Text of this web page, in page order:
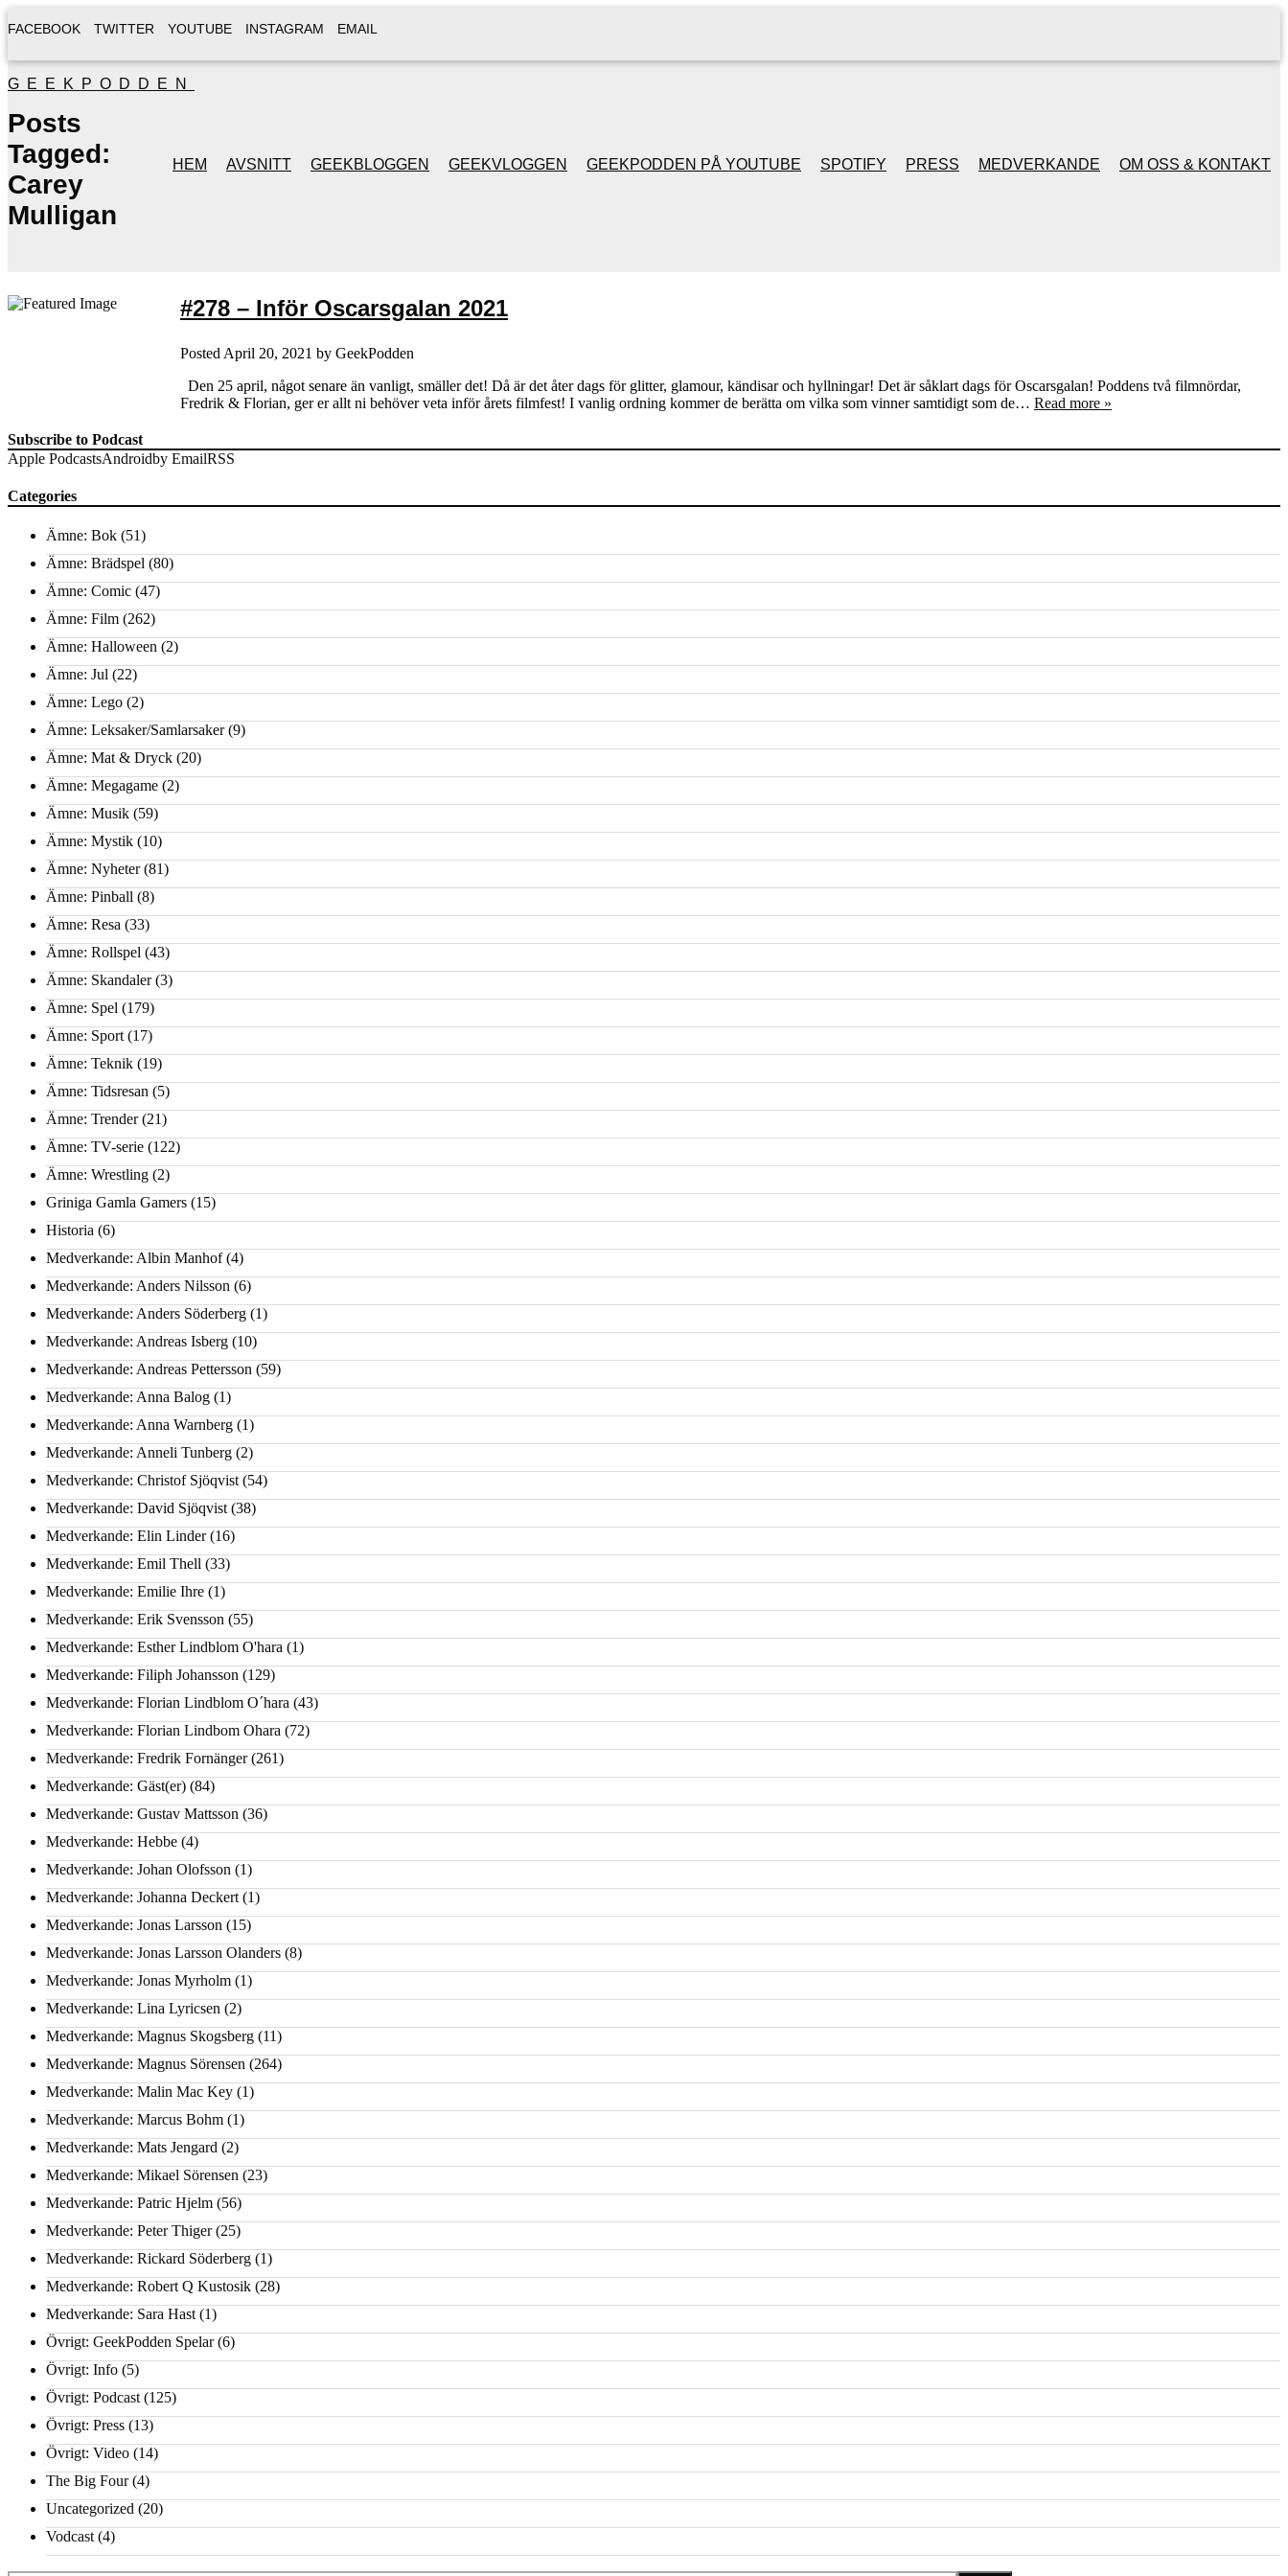
FACEBOOK TWITTER YOUTUBE INSTAGRAM EMAIL
GEEKPODDEN
HEM AVSNITT GEEKBLOGGEN GEEKVLOGGEN GEEKPODDEN PÅ YOUTUBE
GEEKPODDENS
JULSPECIALER 2013
SPOTIFY PRESS MEDVERKANDE OM OSS & KONTAKT
Posts
Tagged:
Carey
Mulligan
#278 – Inför Oscarsgalan 2021
Posted April 20, 2021 by GeekPodden
Den 25 april, något senare än vanligt, smäller det! Då är det åter dags för glitter, glamour, kändisar och hyllningar! Det är såklart dags för Oscarsgalan! Poddens två filmnördar,
Fredrik & Florian, ger er allt ni behöver veta inför årets filmfest! I vanlig ordning kommer de berätta om vilka som vinner samtidigt som de… Read more »
Subscribe to Podcast
Apple PodcastsAndroidby EmailRSS
Categories
Ämne: Bok (51)
Ämne: Brädspel (80)
Ämne: Comic (47)
Ämne: Film (262)
Ämne: Halloween (2)
Ämne: Jul (22)
Ämne: Lego (2)
Ämne: Leksaker/Samlarsaker(9)
Ämne: Mat & Dryck (20)
Ämne: Megagame (2)
Ämne: Musik (59)
Ämne: Mystik (10)
Ämne: Nyheter(81)
Ämne: Pinball (8)
Ämne: Resa (33)
Ämne: Rollspel (43)
Ämne: Skandaler(3)
Ämne: Spel (179)
Ämne: Sport (17)
Ämne: Teknik (19)
Ämne: Tidsresan (5)
Ämne: Trender(21)
Ämne: TV-serie (122)
Ämne: Wrestling (2)
Griniga Gamla Gamers (15)
Historia (6)
Medverkande: Albin Manhof(4)
Medverkande: Anders Nilsson (6)
Medverkande: Anders Söderberg (1)
Medverkande: Andreas Isberg (10)
Medverkande: Andreas Pettersson (59)
Medverkande: Anna Balog (1)
Medverkande: Anna Warnberg (1)
Medverkande: Anneli Tunberg (2)
Medverkande: Christof Sjöqvist (54)
Medverkande: David Sjöqvist (38)
Medverkande: Elin Linder(16)
Medverkande: Emil Thell (33)
Medverkande: Emilie Ihre (1)
Medverkande: Erik Svensson (55)
Medverkande: Esther Lindblom O'hara (1)
Medverkande: Filiph Johansson (129)
Medverkande: Florian Lindblom O´hara (43)
Medverkande: Florian Lindbom Ohara (72)
Medverkande: Fredrik Fornänger(261)
Medverkande: Gäst(er) (84)
Medverkande: Gustav Mattsson (36)
Medverkande: Hebbe (4)
Medverkande: Johan Olofsson (1)
Medverkande: Johanna Deckert (1)
Medverkande: Jonas Larsson (15)
Medverkande: Jonas Larsson Olanders (8)
Medverkande: Jonas Myrholm (1)
Medverkande: Lina Lyricsen (2)
Medverkande: Magnus Skogsberg (11)
Medverkande: Magnus Sörensen (264)
Medverkande: Malin Mac Key (1)
Medverkande: Marcus Bohm (1)
Medverkande: Mats Jengard (2)
Medverkande: Mikael Sörensen (23)
Medverkande: Patric Hjelm (56)
Medverkande: Peter Thiger(25)
Medverkande: Rickard Söderberg (1)
Medverkande: Robert Q Kustosik (28)
Medverkande: Sara Hast (1)
Övrigt: GeekPodden Spelar(6)
Övrigt: Info (5)
Övrigt: Podcast (125)
Övrigt: Press (13)
Övrigt: Video (14)
The Big Four(4)
Uncategorized (20)
Vodcast (4)